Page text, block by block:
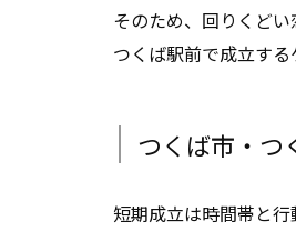
そのため、回りくど
つくば駅前で成立す
つくば市・つ
短期成立は時間帯と